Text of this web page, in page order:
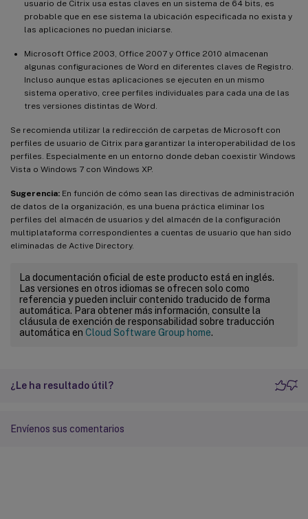
usuario de Citrix usa estas claves en un sistema de 64 bits, es
probable que en ese sistema la ubicación especificada no exista y
las aplicaciones no puedan iniciarse.
Microsoft Office 2003, Office 2007 y Office 2010 almacenan
algunas configuraciones de Word en diferentes claves de Registro.
Incluso aunque estas aplicaciones se ejecuten en un mismo
sistema operativo, cree perfiles individuales para cada una de las
tres versiones distintas de Word.
Se recomienda utilizar la redirección de carpetas de Microsoft con
perfiles de usuario de Citrix para garantizar la interoperabilidad de los
perfiles. Especialmente en un entorno donde deban coexistir Windows
Vista o Windows 7 con Windows XP.
Sugerencia: En función de cómo sean las directivas de administración
de datos de la organización, es una buena práctica eliminar los
perfiles del almacén de usuarios y del almacén de la configuración
multiplataforma correspondientes a cuentas de usuario que han sido
eliminadas de Active Directory.
La documentación oficial de este producto está en inglés.
Las versiones en otros idiomas se ofrecen solo como
referencia y pueden incluir contenido traducido de forma
automática. Para obtener más información, consulte la
cláusula de exención de responsabilidad sobre traducción
automática en Cloud Software Group home.
¿Le ha resultado útil?
Envíenos sus comentarios